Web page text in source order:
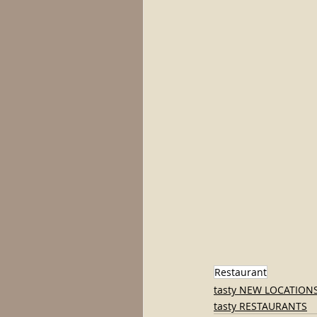
Restaurant
tasty NEW
tasty RESTAURANTS